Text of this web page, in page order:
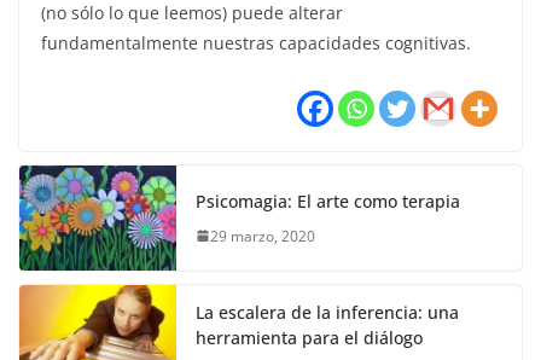
(no sólo lo que leemos) puede alterar
fundamentalmente nuestras capacidades cognitivas.
Psicomagia: El arte como terapia
29 marzo, 2020
La escalera de la inferencia: una
herramienta para el diálogo